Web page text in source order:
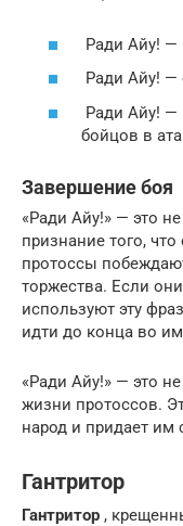
Ради Айу! —
Ради Айу! —
Ради Айу! —
бойцов в
Завершение боя
«Ради Айу!» — это
признание того,
протоссы
торжества. Если
используют эту
идти до конца во
«Ради Айу!» — это
жизни протоссов.
народ и придает им
Гантритор
Гантритор ,